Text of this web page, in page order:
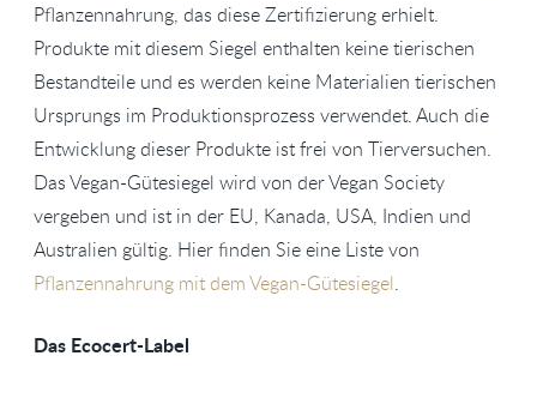
Pflanzennahrung, das diese Zertifizierung erhielt.
Produkte mit diesem Siegel enthalten keine tierischen
Bestandteile und es werden keine Materialien tierischen
Ursprungs im Produktionsprozess verwendet. Auch die
Entwicklung dieser Produkte ist frei von Tierversuchen.
Das Vegan-Gütesiegel wird von der Vegan Society
vergeben und ist in der EU, Kanada, USA, Indien und
Australien gültig. Hier finden Sie eine Liste von
Pflanzennahrung mit dem Vegan-Gütesiegel.
Das Ecocert-Label